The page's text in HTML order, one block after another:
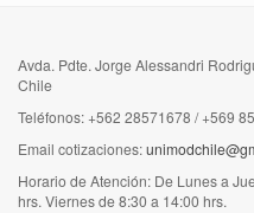
Avda. Pdte. Jorge Alessandri
Chile
Teléfonos: +562 28571678 / +569
Email cotizaciones:
Horario de Atención: De Lunes a
hrs. Viernes de 8:30 a 14:00 hrs.